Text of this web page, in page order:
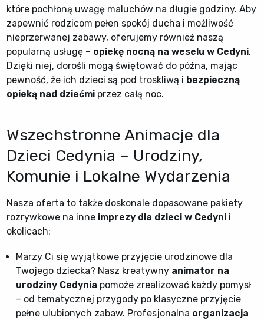
które pochłoną uwagę maluchów na długie godziny. Aby
zapewnić rodzicom pełen spokój ducha i możliwość
nieprzerwanej zabawy, oferujemy również naszą
popularną usługę – opiekę nocną na weselu w Cedyni.
Dzięki niej, dorośli mogą świętować do późna, mając
pewność, że ich dzieci są pod troskliwą i bezpieczną
opieką nad dziećmi przez całą noc.
Wszechstronne Animacje dla
Dzieci Cedynia – Urodziny,
Komunie i Lokalne Wydarzenia
Nasza oferta to także doskonale dopasowane pakiety
rozrywkowe na inne imprezy dla dzieci w Cedyni i
okolicach:
Marzy Ci się wyjątkowe przyjęcie urodzinowe dla
Twojego dziecka? Nasz kreatywny animator na
urodziny Cedynia pomoże zrealizować każdy pomysł
– od tematycznej przygody po klasyczne przyjęcie
pełne ulubionych zabaw. Profesjonalna organizacja